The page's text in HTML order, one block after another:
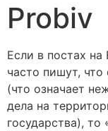
Probiv
Если в постах
часто пишут,
(что означает
дела на
государства),